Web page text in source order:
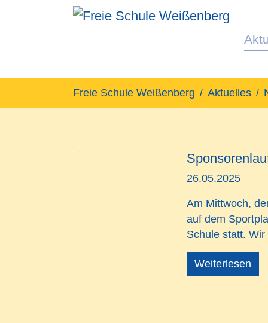
Freie Schule Weißenberg Aktuelles
26.05.2025
Am Mittwoch,
auf dem
Schule statt.
Weiterlesen